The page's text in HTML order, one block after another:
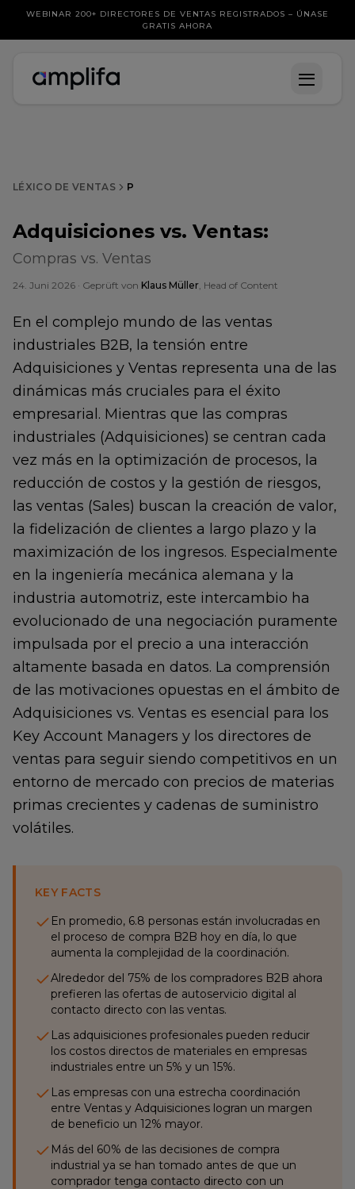
WEBINAR 200+ DIRECTORES DE VENTAS REGISTRADOS – ÚNASE
GRATIS AHORA
LÉXICO DE VENTAS P
Adquisiciones vs. Ventas:
Compras vs. Ventas
24. Juni 2026 · Geprüft von Klaus Müller, Head of Content
En el complejo mundo de las ventas
industriales B2B, la tensión entre
Adquisiciones y Ventas representa una de las
dinámicas más cruciales para el éxito
empresarial. Mientras que las compras
industriales (Adquisiciones) se centran cada
vez más en la optimización de procesos, la
reducción de costos y la gestión de riesgos,
las ventas (Sales) buscan la creación de valor,
la fidelización de clientes a largo plazo y la
maximización de los ingresos. Especialmente
en la ingeniería mecánica alemana y la
industria automotriz, este intercambio ha
evolucionado de una negociación puramente
impulsada por el precio a una interacción
altamente basada en datos. La comprensión
de las motivaciones opuestas en el ámbito de
Adquisiciones vs. Ventas es esencial para los
Key Account Managers y los directores de
ventas para seguir siendo competitivos en un
entorno de mercado con precios de materias
primas crecientes y cadenas de suministro
volátiles.
KEY FACTS
En promedio, 6.8 personas están involucradas en
el proceso de compra B2B hoy en día, lo que
aumenta la complejidad de la coordinación.
Alrededor del 75% de los compradores B2B ahora
prefieren las ofertas de autoservicio digital al
contacto directo con las ventas.
Las adquisiciones profesionales pueden reducir
los costos directos de materiales en empresas
industriales entre un 5% y un 15%.
Las empresas con una estrecha coordinación
entre Ventas y Adquisiciones logran un margen
de beneficio un 12% mayor.
Más del 60% de las decisiones de compra
industrial ya se han tomado antes de que un
comprador tenga contacto directo con un